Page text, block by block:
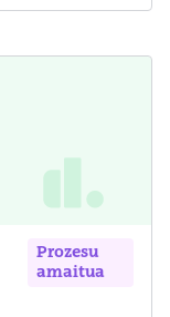
Prozesu
amaitua